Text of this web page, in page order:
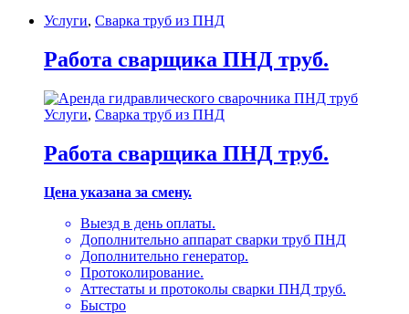
Услуги, Сварка труб из ПНД
Работа сварщика ПНД труб.
Услуги, Сварка труб из ПНД
Работа сварщика ПНД труб.
Цена указана за смену.
Выезд в день оплаты.
Дополнительно аппарат сварки труб ПНД
Дополнительно генератор.
Протоколирование.
Аттестаты и протоколы сварки ПНД труб.
Быстро